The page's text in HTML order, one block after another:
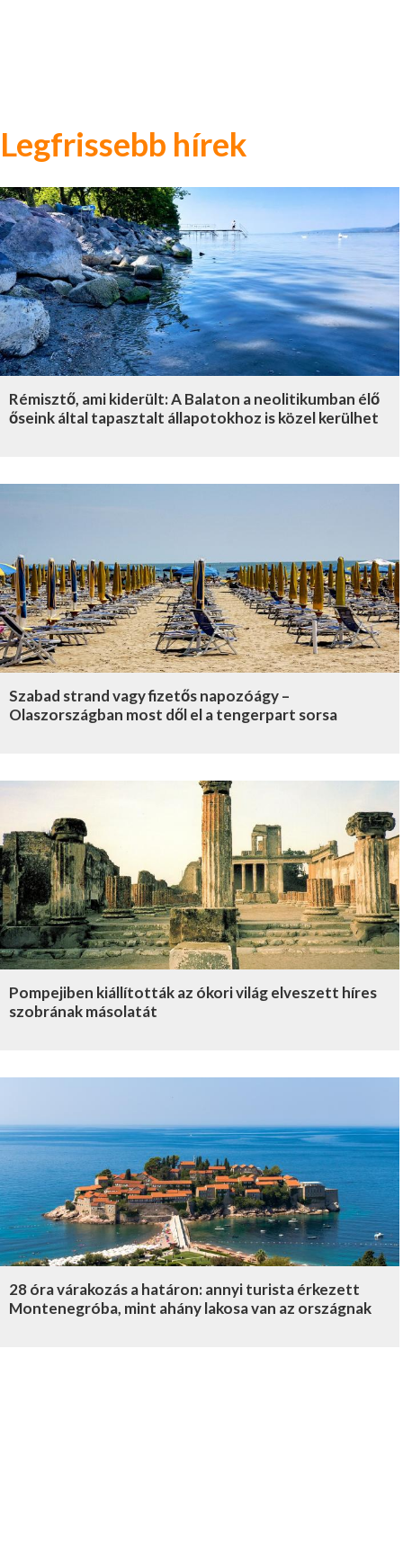
Legfrissebb hírek
Rémisztő, ami kiderült: A Balaton a neolitikumban élő
őseink által tapasztalt állapotokhoz is közel kerülhet
Szabad strand vagy fizetős napozóágy –
Olaszországban most dől el a tengerpart sorsa
Pompejiben kiállították az ókori világ elveszett híres
szobrának másolatát
28 óra várakozás a határon: annyi turista érkezett
Montenegróba, mint ahány lakosa van az országnak